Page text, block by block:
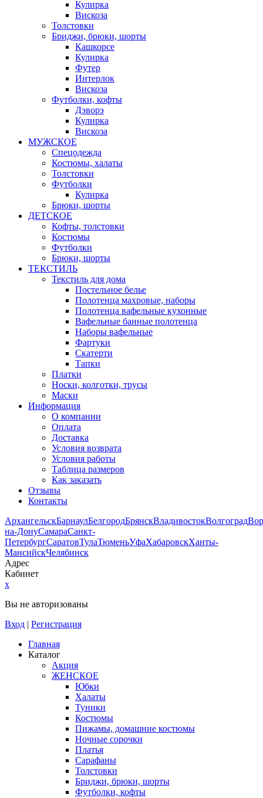
Кулирка
Вискоза
Толстовки
Бриджи, брюки, шорты
Кашкорсе
Кулирка
Футер
Интерлок
Вискоза
Футболки, кофты
Дэворэ
Кулирка
Вискоза
МУЖСКОЕ
Спецодежда
Костюмы, халаты
Толстовки
Футболки
Кулирка
Брюки, шорты
ДЕТСКОЕ
Кофты, толстовки
Костюмы
Футболки
Брюки, шорты
ТЕКСТИЛЬ
Текстиль для дома
Постельное белье
Полотенца махровые, наборы
Полотенца вафельные кухонные
Вафельные банные полотенца
Наборы вафельные
Фартуки
Скатерти
Тапки
Платки
Носки, колготки, трусы
Маски
Информация
О компании
Оплата
Доставка
Условия возврата
Условия работы
Таблица размеров
Как заказать
Отзывы
Контакты
АрхангельскБарнаулБелгородБрянскВладивостокВолгоград
на-ДонуСамараСанкт-
ПетербургСаратовТулаТюменьУфаХабаровскХанты-
МансийскЧелябинск
Адрес
Кабинет
x
Вы не авторизованы
Вход | Регистрация
Главная
Каталог
Акция
ЖЕНСКОЕ
Юбки
Халаты
Туники
Костюмы
Пижамы, домашние костюмы
Ночные сорочки
Платья
Сарафаны
Толстовки
Бриджи, брюки, шорты
Футболки, кофты